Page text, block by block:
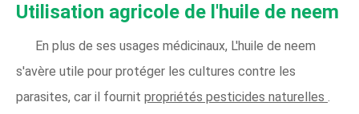
Utilisation agricole de l'huile de neem
En plus de ses usages médicinaux, L'huile de neem
s'avère utile pour protéger les cultures contre les
parasites, car il fournit propriétés pesticides naturelles .